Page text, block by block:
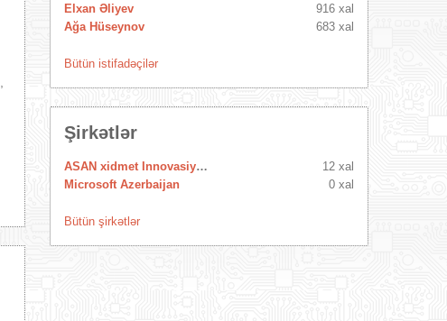
Elxan Əliyev
916 xal
Ağa Hüseynov
683 xal
Bütün istifadəçilər
Şirkətlər
ASAN xidmet Innovasiya Mərkəzi
12 xal
Microsoft Azerbaijan
0 xal
Bütün şirkətlər